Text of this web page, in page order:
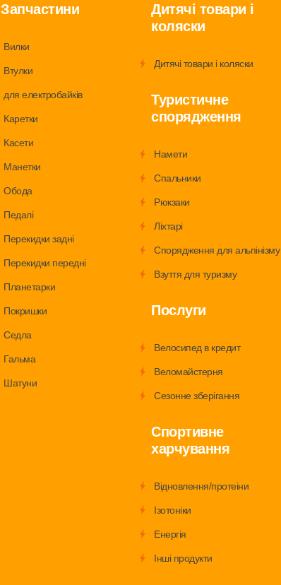
Запчастини
Вилки
Втулки
для електробайків
Каретки
Касети
Манетки
Обода
Педалі
Перекидки задні
Перекидки передні
Планетарки
Покришки
Седла
Гальма
Шатуни
Дитячі товари і
коляски
Дитячі товари і коляски
Туристичне
спорядження
Намети
Спальники
Рюкзаки
Ліхтарі
Спорядження для альпінізму
Взуття для туризму
Послуги
Велосипед в кредит
Веломайстерня
Сезонне зберігання
Спортивне
харчування
Вiдновлення/протеiни
Iзотонiки
Енергiя
Iншi продукти